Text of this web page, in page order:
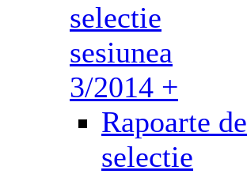
selectie
sesiunea
3/2014 +
Rapoarte de
selectie